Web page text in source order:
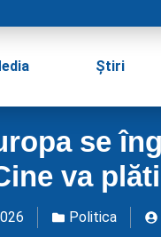
Știri
se
va
Politica